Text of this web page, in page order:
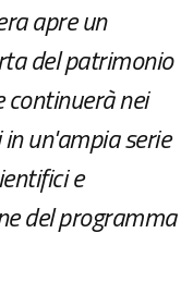
apre un
del patrimonio
nei
un'ampia serie
e
del programma